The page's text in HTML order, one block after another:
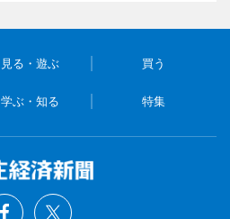
見る・遊ぶ 買う
学ぶ・知る 特集